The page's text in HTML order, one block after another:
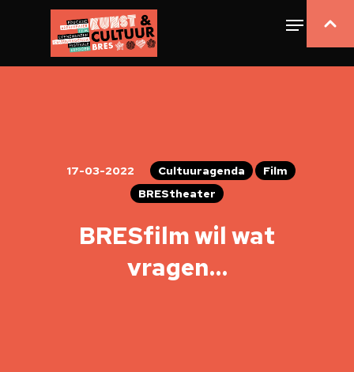
17-03-2022 Cultuuragenda
Film
BREStheater
BRESfilm wil wat
vragen…